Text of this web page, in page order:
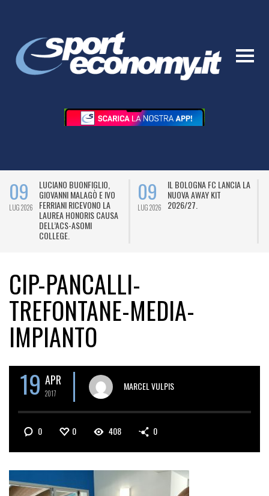
09
LUG 2026
LUCIANO BUONFIGLIO,
GIOVANNI MALAGÒ E IVO
FERRIANI RICEVONO LA
LAUREA HONORIS CAUSA
DELL’ACS-ASOMI
COLLEGE.
09
LUG 2026
IL BOLOGNA FC LANCIA LA
NUOVA AWAY KIT
2026/27.
CIP-PANCALLI-
TREFONTANE-MEDIA-
IMPIANTO
19 APR
2017
MARCEL VULPIS
0 0 408 0